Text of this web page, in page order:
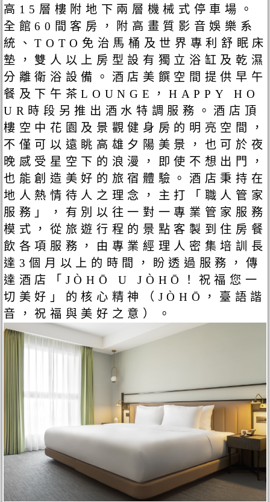
高15層樓附地下兩層機械式停車場。
全館60間客房，附高畫質影音娛樂系
統、TOTO免治馬桶及世界專利舒眠床
墊，雙人以上房型設有獨立浴缸及乾濕
分離衛浴設備。酒店美饌空間提供早午
餐及下午茶LOUNGE，HAPPY HO
UR時段另推出酒水特調服務。酒店頂
樓空中花園及景觀健身房的明亮空間，
不僅可以遠眺高雄夕陽美景，也可於夜
晚感受星空下的浪漫，即使不想出門，
也能創造美好的旅宿體驗。酒店秉持在
地人熱情待人之理念，主打「職人管家
服務」，有別以往一對一專業管家服務
模式，從旅遊行程的景點客製到住房餐
飲各項服務，由專業經理人密集培訓長
達3個月以上的時間，盼透過服務，傳
達酒店「JÒHŌ U JÒHŌ！祝福您一
切美好」的核心精神（JÒHŌ，臺語諧
音，祝福與美好之意）。